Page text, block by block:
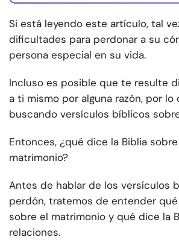
Si está leyendo este artículo, tal
dificultades para perdonar a su
persona especial en su vida.
Incluso es posible que te resulte
a ti mismo por alguna razón, por lo
buscando versículos bíblicos
Entonces, ¿qué dice la Biblia
matrimonio?
Antes de hablar de los versículos
perdón, tratemos de entender
sobre el matrimonio y qué dice la
relaciones.